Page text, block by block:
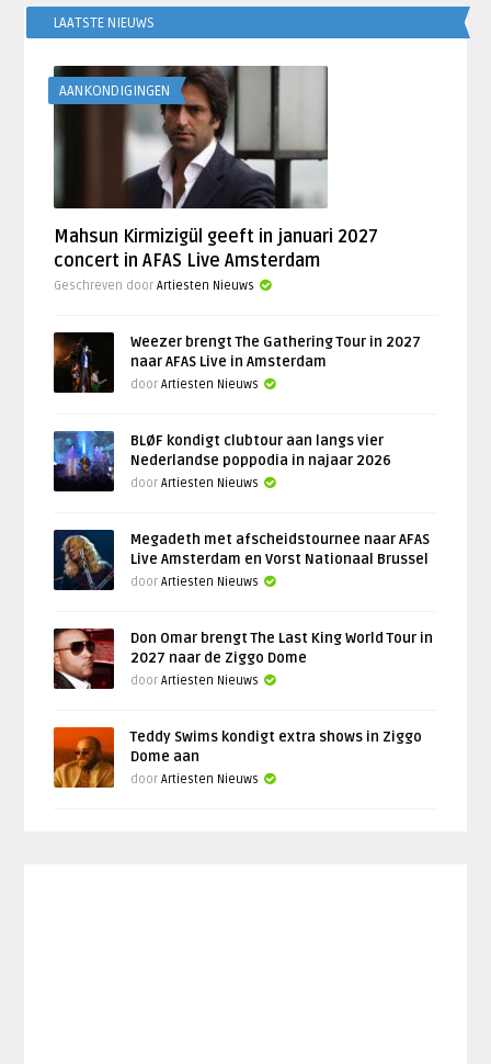
LAATSTE NIEUWS
AANKONDIGINGEN
Mahsun Kirmizigül geeft in januari 2027
concert in AFAS Live Amsterdam
Geschreven doorArtiesten Nieuws
Weezer brengt The Gathering Tour in 2027
naar AFAS Live in Amsterdam
doorArtiesten Nieuws
BLØF kondigt clubtour aan langs vier
Nederlandse poppodia in najaar 2026
doorArtiesten Nieuws
Megadeth met afscheidstournee naar AFAS
Live Amsterdam en Vorst Nationaal Brussel
doorArtiesten Nieuws
Don Omar brengt The Last King World Tour in
2027 naar de Ziggo Dome
doorArtiesten Nieuws
Teddy Swims kondigt extra shows in Ziggo
Dome aan
doorArtiesten Nieuws